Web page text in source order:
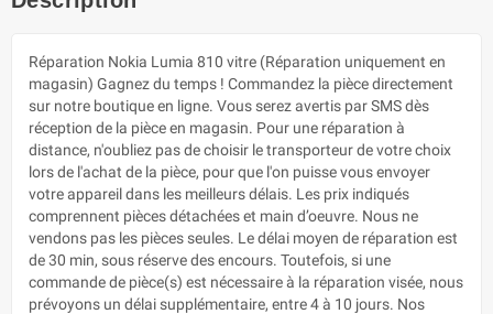
Réparation Nokia Lumia 810 vitre (Réparation uniquement en
magasin) Gagnez du temps ! Commandez la pièce directement
sur notre boutique en ligne. Vous serez avertis par SMS dès
réception de la pièce en magasin. Pour une réparation à
distance, n'oubliez pas de choisir le transporteur de votre choix
lors de l'achat de la pièce, pour que l'on puisse vous envoyer
votre appareil dans les meilleurs délais. Les prix indiqués
comprennent pièces détachées et main d’oeuvre. Nous ne
vendons pas les pièces seules. Le délai moyen de réparation est
de 30 min, sous réserve des encours. Toutefois, si une
commande de pièce(s) est nécessaire à la réparation visée, nous
prévoyons un délai supplémentaire, entre 4 à 10 jours. Nos